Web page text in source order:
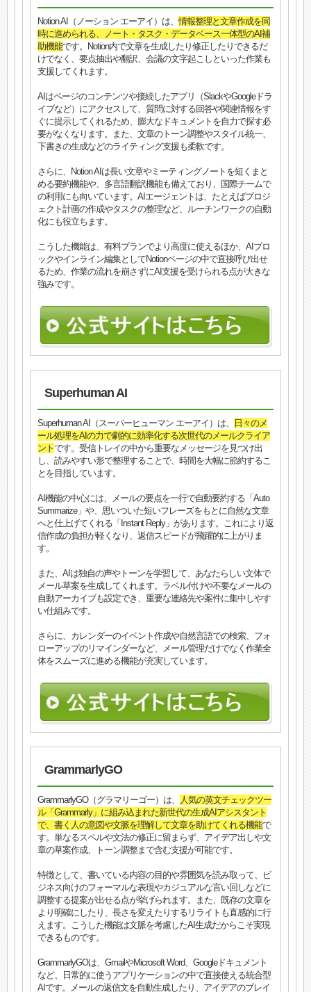
Notion AI（ノーション エーアイ）は、情報整理と文章作成を同
時に進められる、ノート・タスク・データベース一体型のAI補
助機能です。Notion内で文章を生成したり修正したりできるだ
けでなく、要点抽出や翻訳、会議の文字起こしといった作業も
支援してくれます。
AIはページのコンテンツや接続したアプリ（SlackやGoogleドラ
イブなど）にアクセスして、質問に対する回答や関連情報をす
ぐに提示してくれるため、膨大なドキュメントを自力で探す必
要がなくなります。また、文章のトーン調整やスタイル統一、
下書きの生成などのライティング支援も柔軟です。
さらに、Notion AIは長い文章やミーティングノートを短くまと
める要約機能や、多言語翻訳機能も備えており、国際チームで
の利用にも向いています。AIエージェントは、たとえばプロジ
ェクト計画の作成やタスクの整理など、ルーチンワークの自動
化にも役立ちます。
こうした機能は、有料プランでより高度に使えるほか、AIブロ
ックやインライン編集としてNotionページの中で直接呼び出せ
るため、作業の流れを崩さずにAI支援を受けられる点が大きな
強みです。
Superhuman AI
Superhuman AI（スーパーヒューマン エーアイ）は、
日々のメ
ール処理をAIの力で劇的に効率化する次世代のメールクライア
ントです。受信トレイの中から重要なメッセージを見つけ出
し、読みやすい形で整理することで、時間を大幅に節約するこ
とを目指しています。
AI機能の中心には、メールの要点を一行で自動要約する「Auto
Summarize」や、思いついた短いフレーズをもとに自然な文章
へと仕上げてくれる「Instant Reply」があります。これにより返
信作成の負担が軽くなり、返信スピードが飛躍的に上がりま
す。
また、AIは独自の声やトーンを学習して、あなたらしい文体で
メール草案を生成してくれます。ラベル付けや不要なメールの
自動アーカイブも設定でき、重要な連絡先や案件に集中しやす
い仕組みです。
さらに、カレンダーのイベント作成や自然言語での検索、フォ
ローアップのリマインダーなど、メール管理だけでなく作業全
体をスムーズに進める機能が充実しています。
GrammarlyGO
GrammarlyGO（グラマリーゴー）は、
人気の英文チェックツー
ル「Grammarly」に組み込まれた新世代の生成AIアシスタント
で、書く人の意図や文脈を理解して文章を助けてくれる機能で
す。単なるスペルや文法の修正に留まらず、アイデア出しや文
章の草案作成、トーン調整まで含む支援が可能です。
特徴として、書いている内容の目的や雰囲気を読み取って、ビ
ジネス向けのフォーマルな表現やカジュアルな言い回しなどに
調整する提案が出せる点が挙げられます。また、既存の文章を
より明確にしたり、長さを変えたりするリライトも直感的に行
えます。こうした機能は文脈を考慮したAI生成だからこそ実現
できるものです。
GrammarlyGOは、GmailやMicrosoft Word、Googleドキュメント
など、日常的に使うアプリケーションの中で直接使える統合型
AIです。メールの返信文を自動生成したり、アイデアのブレイ